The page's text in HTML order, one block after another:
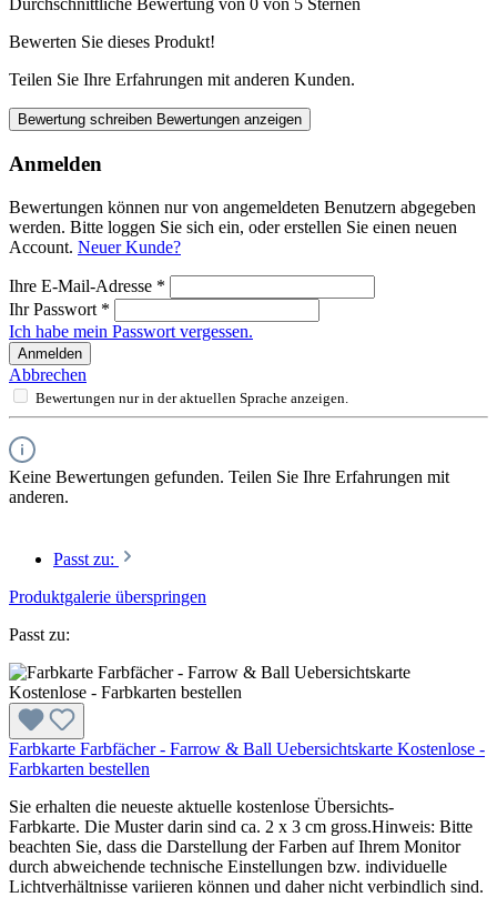
Durchschnittliche Bewertung von 0 von 5 Sternen
Bewerten Sie dieses Produkt!
Teilen Sie Ihre Erfahrungen mit anderen Kunden.
Bewertung schreiben Bewertungen anzeigen
Anmelden
Bewertungen können nur von angemeldeten Benutzern abgegeben
werden. Bitte loggen Sie sich ein, oder erstellen Sie einen neuen
Account. Neuer Kunde?
Ihre E-Mail-Adresse *
Ihr Passwort *
Ich habe mein Passwort vergessen.
Anmelden
Abbrechen
Bewertungen nur in der aktuellen Sprache anzeigen.
Keine Bewertungen gefunden. Teilen Sie Ihre Erfahrungen mit
anderen.
Passt zu:
Produktgalerie überspringen
Passt zu:
Farbkarte Farbfächer - Farrow & Ball Uebersichtskarte Kostenlose -
Farbkarten bestellen
Sie erhalten die neueste aktuelle kostenlose Übersichts-
Farbkarte. Die Muster darin sind ca. 2 x 3 cm gross.Hinweis: Bitte
beachten Sie, dass die Darstellung der Farben auf Ihrem Monitor
durch abweichende technische Einstellungen bzw. individuelle
Lichtverhältnisse variieren können und daher nicht verbindlich sind.